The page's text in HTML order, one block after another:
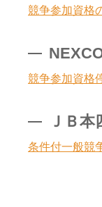
競争参加資格
競争参加資格
ＪＢ
条件付一般競